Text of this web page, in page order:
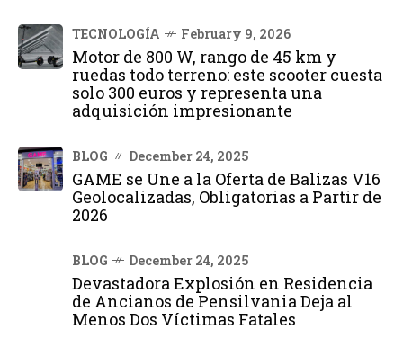
TECNOLOGÍA February 9, 2026
Motor de 800 W, rango de 45 km y
ruedas todo terreno: este scooter cuesta
solo 300 euros y representa una
adquisición impresionante
BLOG December 24, 2025
GAME se Une a la Oferta de Balizas V16
Geolocalizadas, Obligatorias a Partir de
2026
BLOG December 24, 2025
Devastadora Explosión en Residencia
de Ancianos de Pensilvania Deja al
Menos Dos Víctimas Fatales